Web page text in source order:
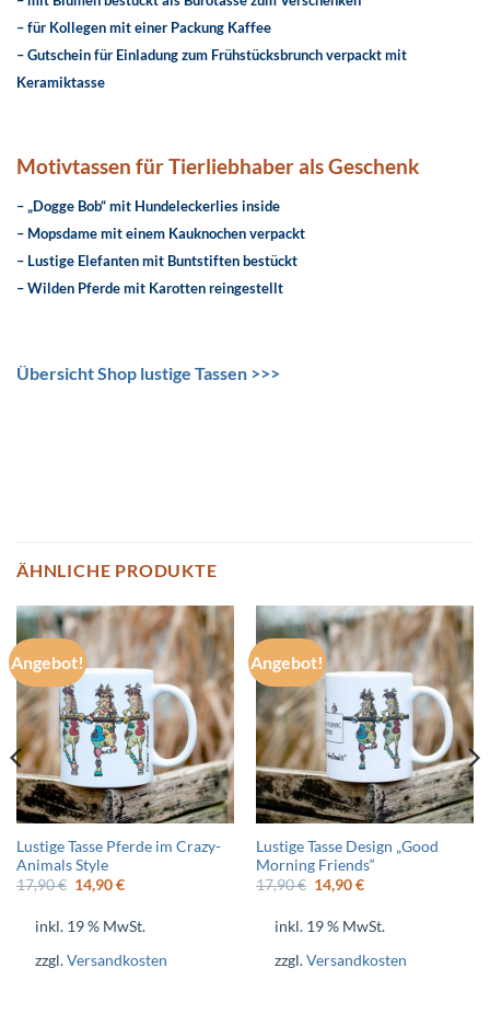
– für Kollegen mit einer Packung Kaffee
– Gutschein für Einladung zum Frühstücksbrunch verpackt mit
Keramiktasse
Motivtassen für Tierliebhaber als Geschenk
– „Dogge Bob“ mit Hundeleckerlies inside
– Mopsdame mit einem Kauknochen verpackt
– Lustige Elefanten mit Buntstiften bestückt
– Wilden Pferde mit Karotten reingestellt
Übersicht Shop lustige Tassen >>>
ÄHNLICHE PRODUKTE
Angebot!
Lustige Tasse Pferde im Crazy-
Animals Style
17,90€ Ursprünglicher
Preis
17,90 €
14,90€Aktueller
14,90 €.
inkl. 19 % MwSt.
zzgl.Versandkosten
Angebot!
Lustige Tasse Design „Good
Morning Friends“
17,90€ Ursprünglicher
Preis
17,90 €
14,90€Aktueller
14,90 €.
inkl. 19 % MwSt.
zzgl.Versandkosten